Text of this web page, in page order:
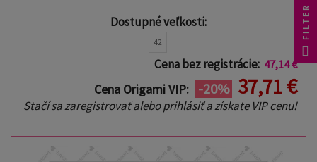
Dostupné veľkosti:
42
Cena bez registrácie: 47,14 €
Cena Origami VIP: -20% 37,71 €
Stačí sa zaregistrovať alebo prihlásiť a získate VIP cenu!
FILTER